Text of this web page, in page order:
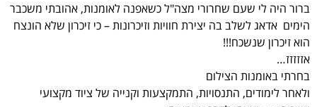
ברור היה לי שעם שחרורי מצה"ל כשאפנה לאומנות, אהובתי משכבר
הימים אדאג לשלב בה יצירת חוויות וזיכרונות – כי זיכרון שלא הונצח
הוא זיכרון שנשכח!!!
אזזזזז…
בחרתי באומנות הצילום
ולאחר לימודים, התנסויות, התמקצעות וקנייה של ציוד מקצועי